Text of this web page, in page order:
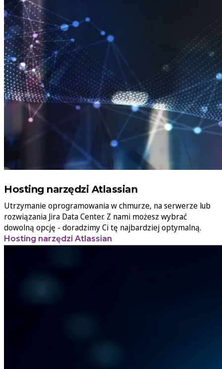
Hosting narzędzi Atlassian
Utrzymanie oprogramowania w chmurze, na serwerze lub
rozwiązania Jira Data Center. Z nami możesz wybrać
dowolną opcję - doradzimy Ci tę najbardziej optymalną.
Hosting narzędzi Atlassian